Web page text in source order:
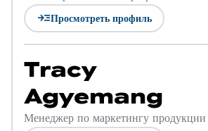
read_moreПросмотреть профиль
Tracy
Agyemang
Менеджер по маркетингу продукции